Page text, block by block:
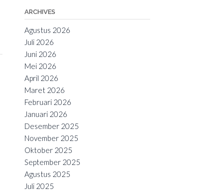
ARCHIVES
Agustus 2026
Juli 2026
Juni 2026
Mei 2026
April 2026
Maret 2026
Februari 2026
Januari 2026
Desember 2025
November 2025
Oktober 2025
September 2025
Agustus 2025
Juli 2025